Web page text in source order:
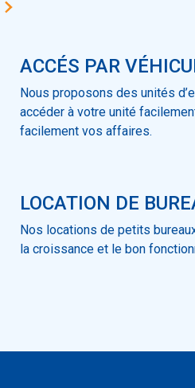
ACCÉS PAR
Nous proposons des unités
accéder à votre unité
facilement vos affaires.
LOCATION DE
Nos locations de petits
la croissance et le bon